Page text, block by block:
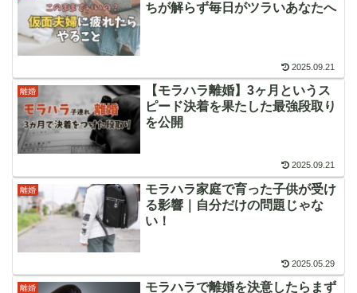
ちが解らず毎日がツラいあなたへ
2025.09.21
離婚
【モラハラ離婚】3ヶ月というス
ピード決着を果たした最強段取り
を公開
2025.09.21
離婚
モラハラ家庭で育った子供が受け
る影響｜自分だけの問題じゃな
い！
2025.05.29
離婚
モラハラで離婚を決意したらまず